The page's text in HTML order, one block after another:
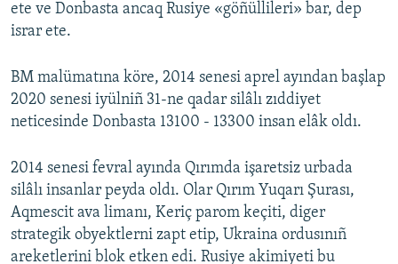
ete ve Donbasta ancaq Rusiye «göñüllileri» bar, dep
israr ete.
BM malümatına köre, 2014 senesi aprel ayından başlap
2020 senesi iyülniñ 31-ne qadar silâlı zıddiyet
neticesinde Donbasta 13100 - 13300 insan elâk oldı.
2014 senesi fevral ayında Qırımda işaretsiz urbada
silâlı insanlar peyda oldı. Olar Qırım Yuqarı Şurası,
Aqmescit ava limanı, Keriç parom keçiti, diger
strategik obyektlerni zapt etip, Ukraina ordusınıñ
areketlerini blok etken edi. Rusiye akimiyeti bu